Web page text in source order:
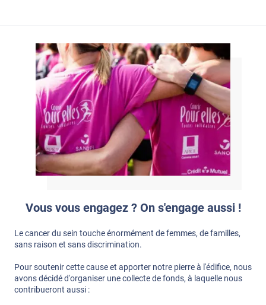
Vous vous engagez ? On s'engage aussi !
Le cancer du sein touche énormément de femmes, de familles,
sans raison et sans discrimination.
Pour soutenir cette cause et apporter notre pierre à l'édifice, nous
avons décidé d'organiser une collecte de fonds, à laquelle nous
contribueront aussi :